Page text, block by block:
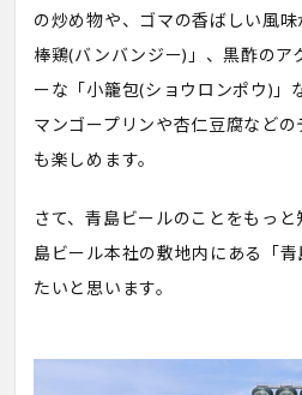
の炒め物や、ゴマの香ばしい風
棒鶏(バンバンジー)」、黒酢のア
ーな「小籠包(ショウロンポウ)」
マンゴープリンや杏仁豆腐など
も楽しめます。
さて、青島ビールのことをもっ
島ビール本社の敷地内にある「
たいと思います。